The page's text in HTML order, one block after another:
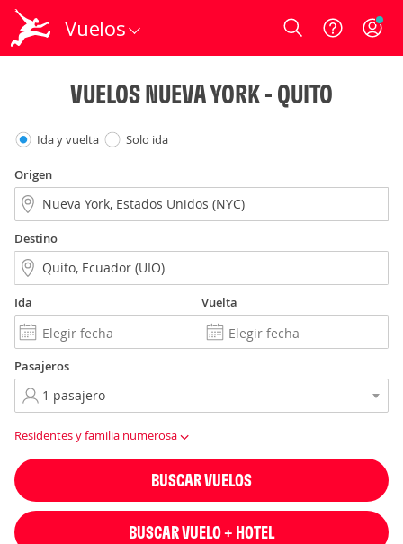
Vuelos Login
VUELOS NUEVA YORK - QUITO
Ida y vuelta Solo ida
Origen
Destino
Ida Vuelta
Pasajeros
Residentes y familia numerosa
BUSCAR VUELOS
BUSCAR VUELO + HOTEL